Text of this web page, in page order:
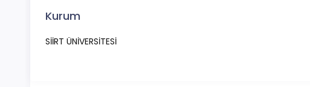
Kurum
SİİRT ÜNİVERSİTESİ